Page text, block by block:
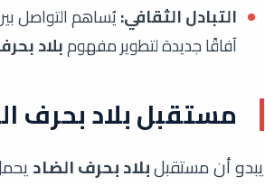
التبادل الثقافي:يُساهم التواصل
آفاقًا جديدة لتطوير مفهومبلاد
مستقبل بلاد بحرف
يبدو أن مستقبلبلاد بحرف الضاد